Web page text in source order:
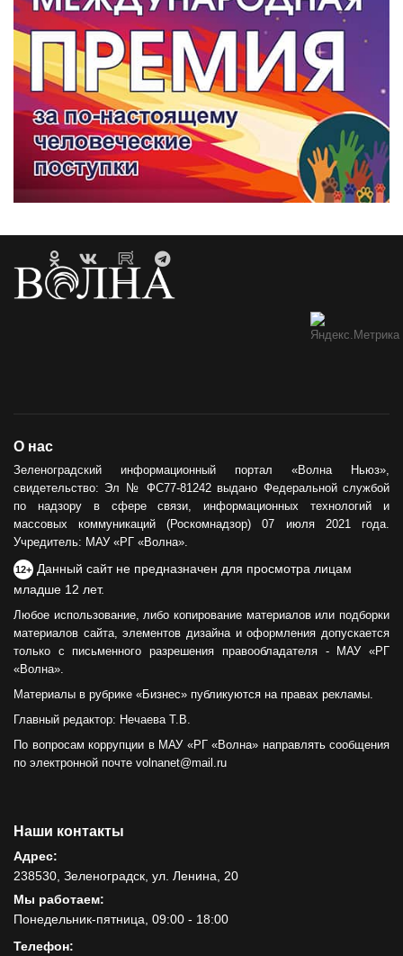
О нас
Зеленоградский информационный портал «Волна Ньюз»,
свидетельство: Эл № ФС77-81242 выдано Федеральной службой
по надзору в сфере связи, информационных технологий и
массовых коммуникаций (Роскомнадзор) 07 июля 2021 года.
Учредитель: МАУ «РГ «Волна».
12+ Данный сайт не предназначен для просмотра лицам
младше 12 лет.
Любое использование, либо копирование материалов или подборки
материалов сайта, элементов дизайна и оформления допускается
только с письменного разрешения правообладателя - МАУ «РГ
«Волна».
Материалы в рубрике «Бизнес» публикуются на правах рекламы.
Главный редактор: Нечаева Т.В.
По вопросам коррупции в МАУ «РГ «Волна» направлять сообщения
по электронной почте volnanet@mail.ru
Наши контакты
Адрес:
238530, Зеленоградск, ул. Ленина, 20
Мы работаем:
Понедельник-пятница, 09:00 - 18:00
Телефон: